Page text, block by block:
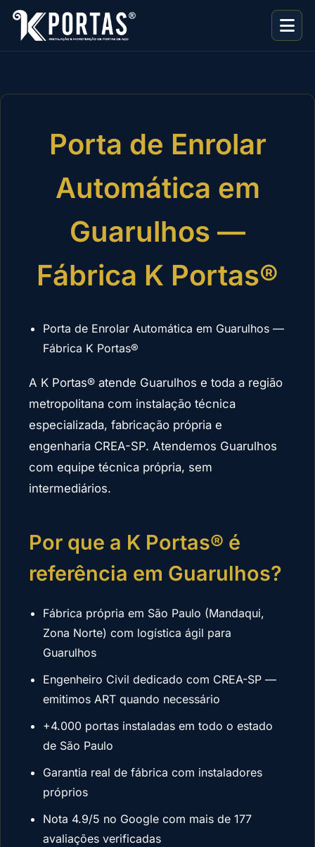
Porta de Enrolar
Automática em
Guarulhos —
Fábrica K Portas®
Porta de Enrolar Automática em Guarulhos —
Fábrica K Portas®
A K Portas® atende Guarulhos e toda a região
metropolitana com instalação técnica
especializada, fabricação própria e
engenharia CREA-SP. Atendemos Guarulhos
com equipe técnica própria, sem
intermediários.
Por que a K Portas® é
referência em Guarulhos?
Fábrica própria em São Paulo (Mandaqui,
Zona Norte) com logística ágil para
Guarulhos
Engenheiro Civil dedicado com CREA-SP —
emitimos ART quando necessário
+4.000 portas instaladas em todo o estado
de São Paulo
Garantia real de fábrica com instaladores
próprios
Nota 4.9/5 no Google com mais de 177
avaliações verificadas